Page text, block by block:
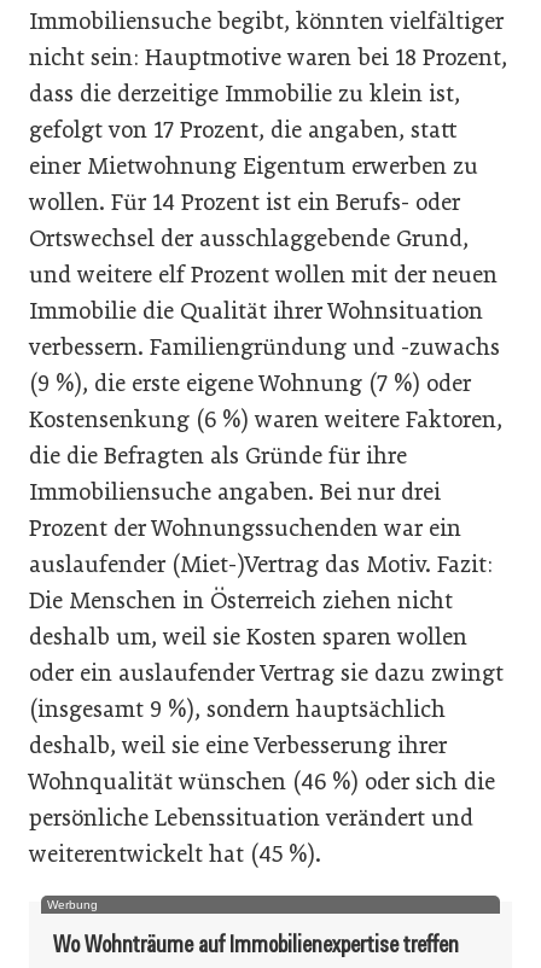
Immobiliensuche begibt, könnten vielfältiger
nicht sein: Hauptmotive waren bei 18 Prozent,
dass die derzeitige Immobilie zu klein ist,
gefolgt von 17 Prozent, die angaben, statt
einer Mietwohnung Eigentum erwerben zu
wollen. Für 14 Prozent ist ein Berufs- oder
Ortswechsel der ausschlaggebende Grund,
und weitere elf Prozent wollen mit der neuen
Immobilie die Qualität ihrer Wohnsituation
verbessern. Familiengründung und -zuwachs
(9 %), die erste eigene Wohnung (7 %) oder
Kostensenkung (6 %) waren weitere Faktoren,
die die Befragten als Gründe für ihre
Immobiliensuche angaben. Bei nur drei
Prozent der Wohnungssuchenden war ein
auslaufender (Miet-)Vertrag das Motiv. Fazit:
Die Menschen in Österreich ziehen nicht
deshalb um, weil sie Kosten sparen wollen
oder ein auslaufender Vertrag sie dazu zwingt
(insgesamt 9 %), sondern hauptsächlich
deshalb, weil sie eine Verbesserung ihrer
Wohnqualität wünschen (46 %) oder sich die
persönliche Lebenssituation verändert und
weiterentwickelt hat (45 %).
Werbung
Wo Wohnträume auf Immobilienexpertise treffen